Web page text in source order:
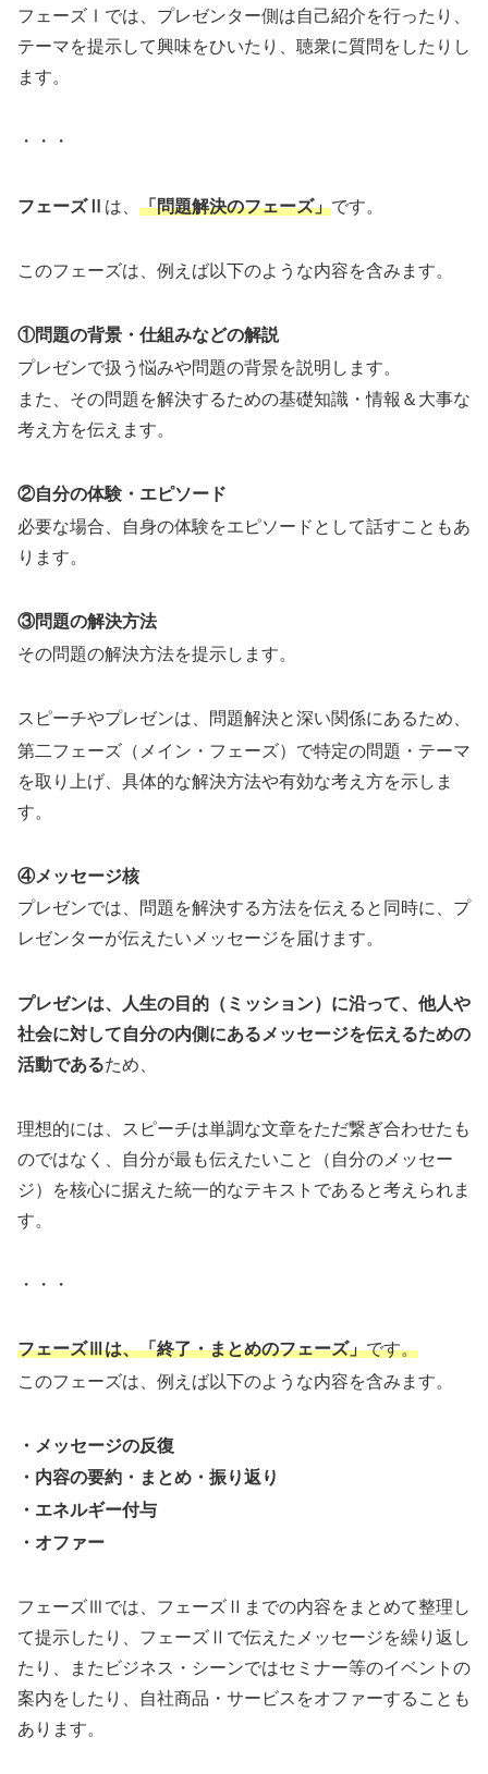
フェーズⅠでは、プレゼンター側は自己紹介を行ったり、
テーマを提示して興味をひいたり、聴衆に質問をしたりし
ます。
・・・
フェーズⅡ は、 「問題解決のフェーズ」です。
このフェーズは、例えば以下のような内容を含みます。
①問題の背景・仕組みなどの解説
プレゼンで扱う悩みや問題の背景を説明します。
また、その問題を解決するための基礎知識・情報＆大事な
考え方を伝えます。
②自分の体験・エピソード
必要な場合、自身の体験をエピソードとして話すこともあ
ります。
③問題の解決方法
その問題の解決方法を提示します。
スピーチやプレゼンは、問題解決と深い関係にあるため、
第二フェーズ（メイン・フェーズ）で特定の問題・テーマ
を取り上げ、具体的な解決方法や有効な考え方を示しま
す。
④メッセージ核
プレゼンでは、問題を解決する方法を伝えると同時に、プ
レゼンターが伝えたいメッセージを届けます。
プレゼンは、人生の目的（ミッション）に沿って、他人や
社会に対して自分の内側にあるメッセージを伝えるための
活動であるため、
理想的には、スピーチは単調な文章をただ繋ぎ合わせたも
のではなく、自分が最も伝えたいこと（自分のメッセー
ジ）を核心に据えた統一的なテキストであると考えられま
す。
・・・
フェーズⅢは、「終了・まとめのフェーズ」です。
このフェーズは、例えば以下のような内容を含みます。
・メッセージの反復
・内容の要約・まとめ・振り返り
・エネルギー付与
・オファー
フェーズⅢでは、フェーズⅡまでの内容をまとめて整理し
て提示したり、フェーズⅡで伝えたメッセージを繰り返し
たり、またビジネス・シーンではセミナー等のイベントの
案内をしたり、自社商品・サービスをオファーすることも
あります。